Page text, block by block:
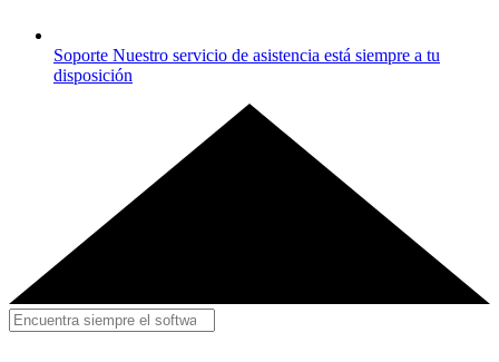
Soporte Nuestro servicio de asistencia está siempre a tu
disposición